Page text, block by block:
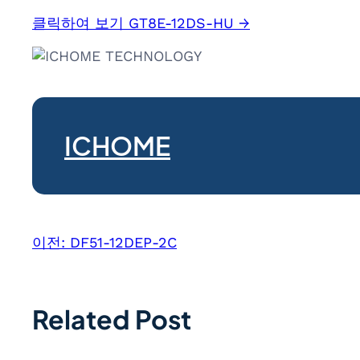
클릭하여 보기 GT8E-12DS-HU →
ICHOME
이전: DF51-12DEP-2C
Related Post